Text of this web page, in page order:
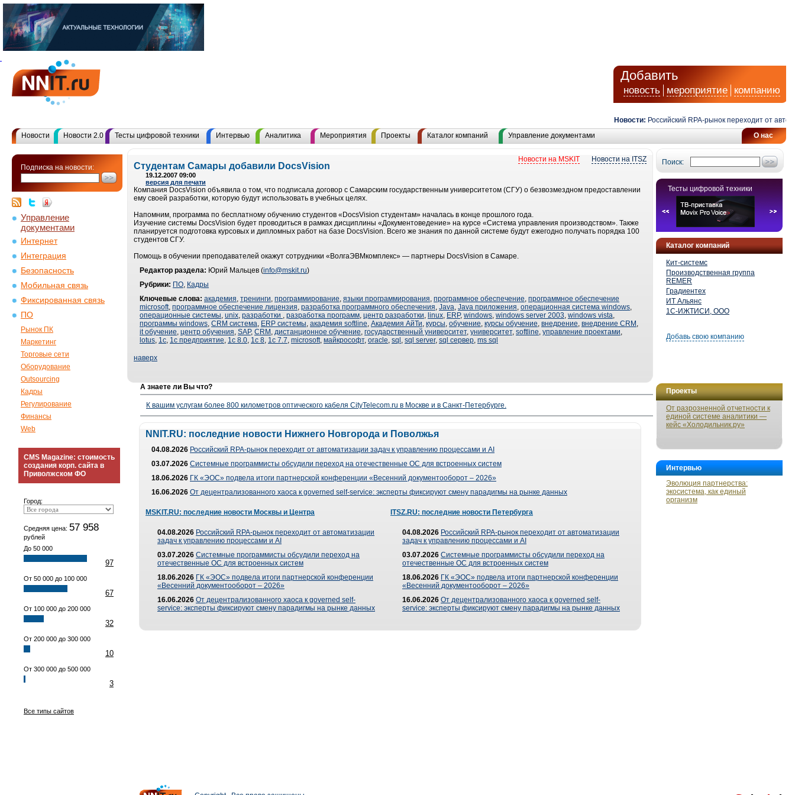
Добавить
новость мероприятие компанию
Новости: Российский RPA-рынок переходит от
О нас
Новости Новости 2.0 Тесты цифровой техники Интервью Аналитика Мероприятия Проекты Каталог компаний Управление документами
Подписка на новости:
Управление
документами
Интернет
Интеграция
Безопасность
Мобильная связь
Фиксированная связь
ПО
Рынок ПК
Маркетинг
Торговые сети
Оборудование
Outsourcing
Кадры
Регулирование
Финансы
Web
CMS Magazine: стоимость
создания корп. сайта в
Приволжском ФО
Город:
Средняя цена: 57 958
рублей
До 50 000
97
От 50 000 до 100 000
67
От 100 000 до 200 000
32
От 200 000 до 300 000
10
От 300 000 до 500 000
3
Все типы сайтов
Поиск:
Тесты цифровой техники
Каталог компаний
Кит-системс
Производственная группа
REMER
Градиентех
ИТ Альянс
1С-ИЖТИСИ, ООО
Добавь свою компанию
Проекты
От разрозненной отчетности к
единой системе аналитики —
кейс «Холодильник.ру»
Интервью
Эволюция партнерства:
экосистема, как единый
организм
Новости на ITSZ
Новости на MSKIT
Студентам Самары добавили DocsVision
19.12.2007 09:00
версия для печати
Компания DocsVision объявила о том, что подписала договор с Самарским государственным университетом (СГУ) о безвозмездном предоставлении
ему своей разработки, которую будут использовать в учебных целях.
Напомним, программа по бесплатному обучению студентов «DocsVision студентам» началась в конце прошлого года.
Изучение системы DocsVision будет проводиться в рамках дисциплины «Документоведение» на курсе «Система управления производством». Также
планируется подготовка курсовых и дипломных работ на базе DocsVision. Всего же знания по данной системе будут ежегодно получать порядка 100
студентов СГУ.
Помощь в обучении преподавателей окажут сотрудники «ВолгаЭВМкомплекс» — партнеры DocsVision в Самаре.
Редактор раздела: Юрий Мальцев (info@mskit.ru)
Рубрики: ПО, Кадры
Ключевые слова: академия, тренинги, программирование, языки программирования, программное обеспечение, программное обеспечение
microsoft, программное обеспечение лицензия, разработка программного обеспечения, Java, Java приложения, операционная система windows,
операционные системы, unix, разработки , разработка программ, центр разработки, linux, ERP, windows, windows server 2003, windows vista,
программы windows, CRM система, ERP системы, академия softline, Академия АйТи, курсы, обучение, курсы обучение, внедрение, внедрение CRM ,
it обучение, центр обучения, SAP, CRM , дистанционное обучение, государственный университет, университет, softline, управление проектами,
lotus, 1с, 1с предприятие, 1с 8.0, 1с 8, 1с 7.7, microsoft, майкрософт, oracle, sql , sql server, sql сервер, ms sql
наверх
А знаете ли Вы что?
К вашим услугам более 800 километров оптического кабеля CityTelecom.ru в Москве и в Санкт-Петербурге.
NNIT.RU: последние новости Нижнего Новгорода и Поволжья
04.08.2026 Российский RPA-рынок переходит от автоматизации задач к управлению процессами и AI
03.07.2026 Системные программисты обсудили переход на отечественные ОС для встроенных систем
18.06.2026 ГК «ЭОС» подвела итоги партнерской конференции «Весенний документооборот – 2026»
16.06.2026 От децентрализованного хаоса к governed self-service: эксперты фиксируют смену парадигмы на рынке данных
MSKIT.RU: последние новости Москвы и Центра
04.08.2026 Российский RPA-рынок переходит от автоматизации
задач к управлению процессами и AI
03.07.2026 Системные программисты обсудили переход на
отечественные ОС для встроенных систем
18.06.2026 ГК «ЭОС» подвела итоги партнерской конференции
«Весенний документооборот – 2026»
16.06.2026 От децентрализованного хаоса к governed self-
service: эксперты фиксируют смену парадигмы на рынке данных
ITSZ.RU: последние новости Петербурга
04.08.2026 Российский RPA-рынок переходит от автоматизации
задач к управлению процессами и AI
03.07.2026 Системные программисты обсудили переход на
отечественные ОС для встроенных систем
18.06.2026 ГК «ЭОС» подвела итоги партнерской конференции
«Весенний документооборот – 2026»
16.06.2026 От децентрализованного хаоса к governed self-
service: эксперты фиксируют смену парадигмы на рынке данных